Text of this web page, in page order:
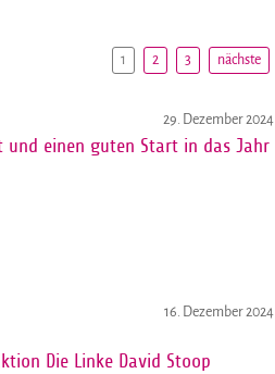
1 2 3 nächste
29. Dezember 2024
und einen guten Start in das Jahr
16. Dezember 2024
Die Linke David Stoop